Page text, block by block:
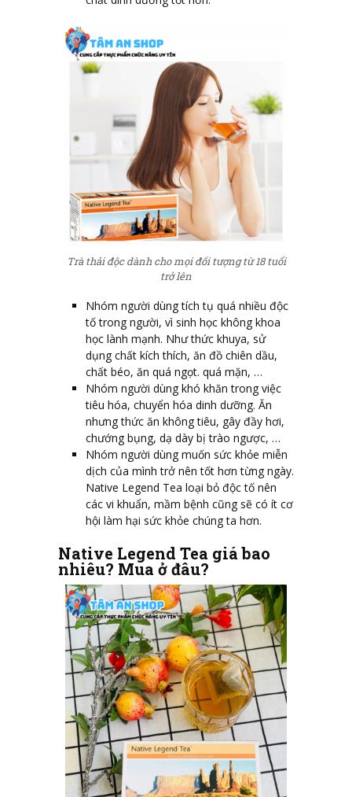
Trà thải độc dành cho mọi đối tượng từ 18 tuổi
trở lên
Nhóm người dùng tích tụ quá nhiều độc
tố trong người, vì sinh học không khoa
học lành mạnh. Như thức khuya, sử
dụng chất kích thích, ăn đồ chiên dầu,
chất béo, ăn quá ngọt. quá mặn, …
Nhóm người dùng khó khăn trong việc
tiêu hóa, chuyển hóa dinh dưỡng. Ăn
nhưng thức ăn không tiêu, gây đầy hơi,
chướng bụng, dạ dày bị trào ngược, …
Nhóm người dùng muốn sức khỏe miễn
dịch của mình trở nên tốt hơn từng ngày.
Native Legend Tea loại bỏ độc tố nên
các vi khuẩn, mầm bệnh cũng sẽ có ít cơ
hội làm hại sức khỏe chúng ta hơn.
Native Legend Tea giá bao
nhiêu? Mua ở đâu?